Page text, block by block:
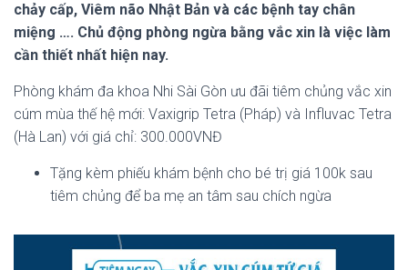
chảy cấp, Viêm não Nhật Bản và các bệnh tay chân
miệng …. Chủ động phòng ngừa bằng vắc xin là việc làm
cần thiết nhất hiện nay.
Phòng khám đa khoa Nhi Sài Gòn ưu đãi tiêm chủng vắc xin
cúm mùa thế hệ mới: Vaxigrip Tetra (Pháp) và Influvac Tetra
(Hà Lan) với giá chỉ: 300.000VNĐ
Tặng kèm phiếu khám bệnh cho bé trị giá 100k sau
tiêm chủng để ba mẹ an tâm sau chích ngừa